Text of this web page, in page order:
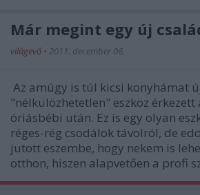
Már megint egy új
világevő • 2011. december 06.
Az amúgy is túl kicsi konyhámat
"nélkülözhetetlen" eszköz
óriásbébi után. Ez is egy olyan
réges-rég csodálok távolról, de
jutott eszembe, hogy nekem is
otthon, hiszen alapvetően a profi